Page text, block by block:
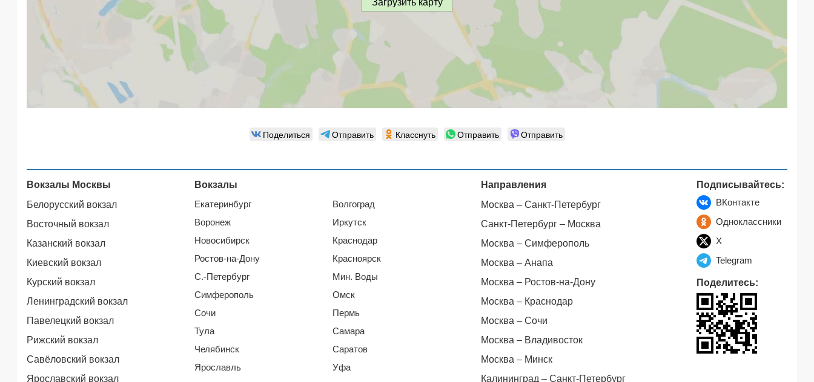
Загрузить карту
Поделиться Отправить Класснуть Отправить Отправить
Вокзалы Москвы
Белорусский вокзал
Восточный вокзал
Казанский вокзал
Киевский вокзал
Курский вокзал
Ленинградский вокзал
Павелецкий вокзал
Рижский вокзал
Савёловский вокзал
Ярославский вокзал
Вокзалы
Екатеринбург
Воронеж
Новосибирск
Ростов-на-Дону
С.-Петербург
Симферополь
Сочи
Тула
Челябинск
Ярославль
Волгоград
Иркутск
Краснодар
Красноярск
Мин. Воды
Омск
Пермь
Самара
Саратов
Уфа
Направления
Москва – Санкт-Петербург
Санкт-Петербург – Москва
Москва – Симферополь
Москва – Анапа
Москва – Ростов-на-Дону
Москва – Краснодар
Москва – Сочи
Москва – Владивосток
Москва – Минск
Калининград – Санкт-Петербург
Подписывайтесь:
ВКонтакте
Одноклассники
X
Telegram
Поделитесь: